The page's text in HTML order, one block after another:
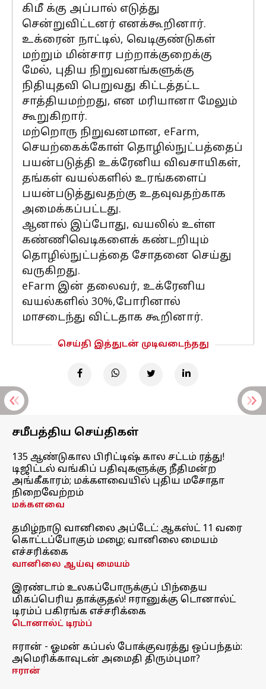
கிமீ க்கு அப்பால் எடுத்து
சென்றுவிட்டனர் எனக்கூறினார்.
உக்ரைன் நாட்டில், வெடிகுண்டுகள்
மற்றும் மின்சார பற்றாக்குறைக்கு
மேல், புதிய நிறுவனங்களுக்கு
நிதியுதவி பெறுவது கிட்டத்தட்ட
சாத்தியமற்றது, என மரியானா மேலும்
கூறுகிறார்.
மற்றொரு நிறுவனமான, eFarm,
செயற்கைக்கோள் தொழில்நுட்பத்தைப்
பயன்படுத்தி உக்ரேனிய விவசாயிகள்,
தங்கள் வயல்களில் உரங்களைப்
பயன்படுத்துவதற்கு உதவுவதற்காக
அமைக்கப்பட்டது.
ஆனால் இப்போது, வயலில் உள்ள
கண்ணிவெடிகளைக் கண்டறியும்
தொழில்நுட்பத்தை சோதனை செய்து
வருகிறது.
eFarm இன் தலைவர், உக்ரேனிய
வயல்களில் 30%,போரினால்
மாசடைந்து விட்டதாக கூறினார்.
செய்தி இத்துடன் முடிவடைந்தது
சமீபத்திய செய்திகள்
135 ஆண்டுகால பிரிட்டிஷ் கால சட்டம் ரத்து!
டிஜிட்டல் வங்கிப் பதிவுகளுக்கு நீதிமன்ற
அங்கீகாரம்; மக்களவையில் புதிய மசோதா
நிறைவேற்றம்
மக்களவை
தமிழ்நாடு வானிலை அப்டேட்: ஆகஸ்ட் 11 வரை
கொட்டப்போகும் மழை; வானிலை மையம்
எச்சரிக்கை
வானிலை ஆய்வு மையம்
இரண்டாம் உலகப்போருக்குப் பிந்தைய
மிகப்பெரிய தாக்குதல்! ஈரானுக்கு டொனால்ட்
டிரம்ப் பகிரங்க எச்சரிக்கை
டொனால்ட் டிரம்ப்
ஈரான் - ஓமன் கப்பல் போக்குவரத்து ஒப்பந்தம்:
அமெரிக்காவுடன் அமைதி திரும்புமா?
ஈரான்